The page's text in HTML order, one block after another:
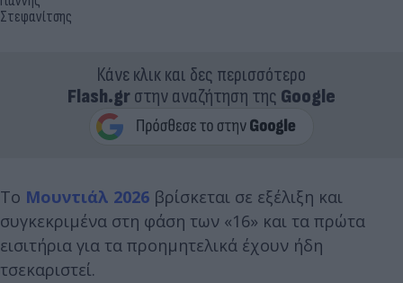
Στεφανίτσης
Κάνε κλικ και δες περισσότερο
Flash.grστην αναζήτηση της Google
Το Μουντιάλ 2026 βρίσκεται σε εξέλιξη και
συγκεκριμένα στη φάση των «16» και τα πρώτα
εισιτήρια για τα προημητελικά έχουν ήδη
τσεκαριστεί.